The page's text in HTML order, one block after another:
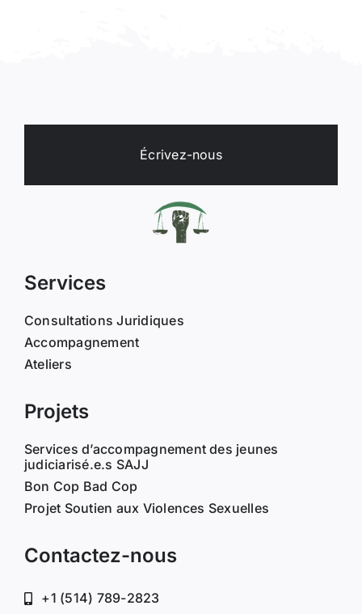
Écrivez-nous
Services
Consultations Juridiques
Accompagnement
Ateliers
Projets
Services d’accompagnement des jeunes
judiciarisé.e.s SAJJ
Bon Cop Bad Cop
Projet Soutien aux Violences Sexuelles
Contactez-nous
+1 (514) 789-2823